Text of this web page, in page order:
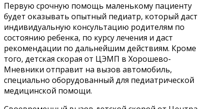
Первую срочную помощь маленькому пациенту
будет оказывать опытный педиатр, который даст
индивидуальную консультацию родителям по
состоянию ребенка, по курсу лечения и даст
рекомендации по дальнейшим действиям. Кроме
того, детская скорая от ЦЭМП в Хорошево-
Мневники отправит на вызов автомобиль,
специально оборудованный для педиатрической
медицинской помощи.